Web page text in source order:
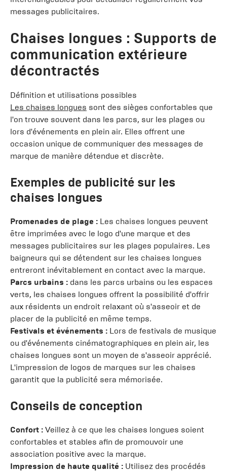
messages publicitaires.
Chaises longues : Supports de
communication extérieure
décontractés
Définition et utilisations possibles
Les chaises longues sont des sièges confortables que
l'on trouve souvent dans les parcs, sur les plages ou
lors d'événements en plein air. Elles offrent une
occasion unique de communiquer des messages de
marque de manière détendue et discrète.
Exemples de publicité sur les
chaises longues
Promenades de plage : Les chaises longues peuvent
être imprimées avec le logo d'une marque et des
messages publicitaires sur les plages populaires. Les
baigneurs qui se détendent sur les chaises longues
entreront inévitablement en contact avec la marque.
Parcs urbains : dans les parcs urbains ou les espaces
verts, les chaises longues offrent la possibilité d'offrir
aux résidents un endroit relaxant où s'asseoir et de
placer de la publicité en même temps.
Festivals et événements : Lors de festivals de musique
ou d'événements cinématographiques en plein air, les
chaises longues sont un moyen de s'asseoir apprécié.
L'impression de logos de marques sur les chaises
garantit que la publicité sera mémorisée.
Conseils de conception
Confort : Veillez à ce que les chaises longues soient
confortables et stables afin de promouvoir une
association positive avec la marque.
Impression de haute qualité : Utilisez des procédés